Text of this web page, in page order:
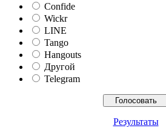
Confide
Wickr
LINE
Tango
Hangouts
Другой
Telegram
Результаты